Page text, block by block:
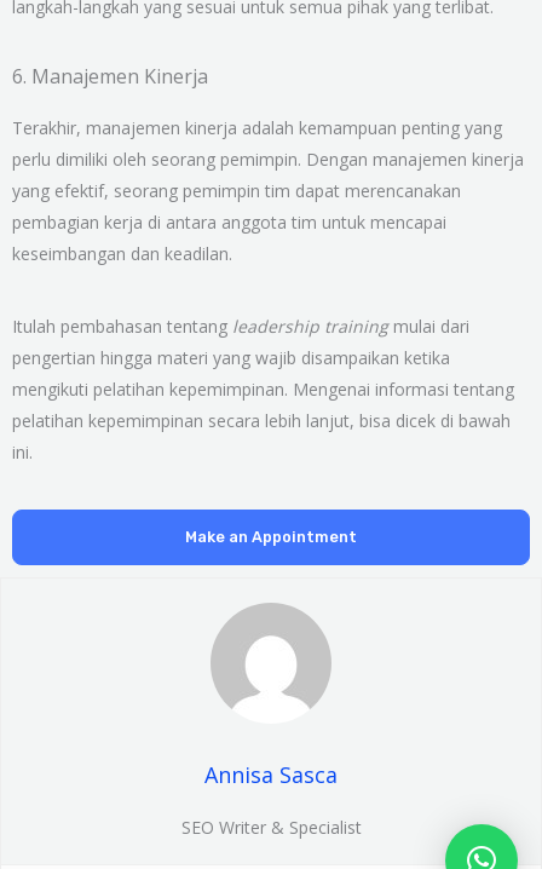
langkah-langkah yang sesuai untuk semua pihak yang terlibat.
6. Manajemen Kinerja
Terakhir, manajemen kinerja adalah kemampuan penting yang
perlu dimiliki oleh seorang pemimpin. Dengan manajemen kinerja
yang efektif, seorang pemimpin tim dapat merencanakan
pembagian kerja di antara anggota tim untuk mencapai
keseimbangan dan keadilan.
Itulah pembahasan tentang leadership trainingmulai dari
pengertian hingga materi yang wajib disampaikan ketika
mengikuti pelatihan kepemimpinan. Mengenai informasi tentang
pelatihan kepemimpinan secara lebih lanjut, bisa dicek di bawah
ini.
Make an Appointment
Annisa Sasca
SEO Writer & Specialist